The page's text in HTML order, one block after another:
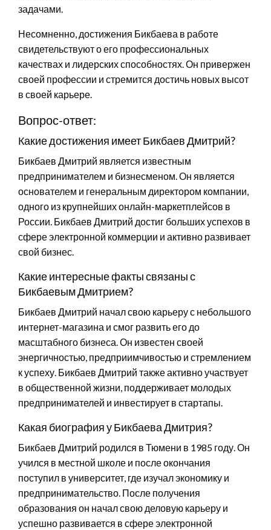
задачами.
Несомненно, достижения Бикбаева в работе
свидетельствуют о его профессиональных
качествах и лидерских способностях. Он привержен
своей профессии и стремится достичь новых высот
в своей карьере.
Вопрос-ответ:
Какие достижения имеет Бикбаев Дмитрий?
Бикбаев Дмитрий является известным
предпринимателем и бизнесменом. Он является
основателем и генеральным директором компании,
одного из крупнейших онлайн-маркетплейсов в
России. Бикбаев Дмитрий достиг больших успехов в
сфере электронной коммерции и активно развивает
свой бизнес.
Какие интересные факты связаны с
Бикбаевым Дмитрием?
Бикбаев Дмитрий начал свою карьеру с небольшого
интернет-магазина и смог развить его до
масштабного бизнеса. Он известен своей
энергичностью, предприимчивостью и стремлением
к успеху. Бикбаев Дмитрий также активно участвует
в общественной жизни, поддерживает молодых
предпринимателей и инвестирует в стартапы.
Какая биография у Бикбаева Дмитрия?
Бикбаев Дмитрий родился в Тюмени в 1985 году. Он
учился в местной школе и после окончания
поступил в университет, где изучал экономику и
предпринимательство. После получения
образования он начал свою деловую карьеру и
успешно развивается в сфере электронной